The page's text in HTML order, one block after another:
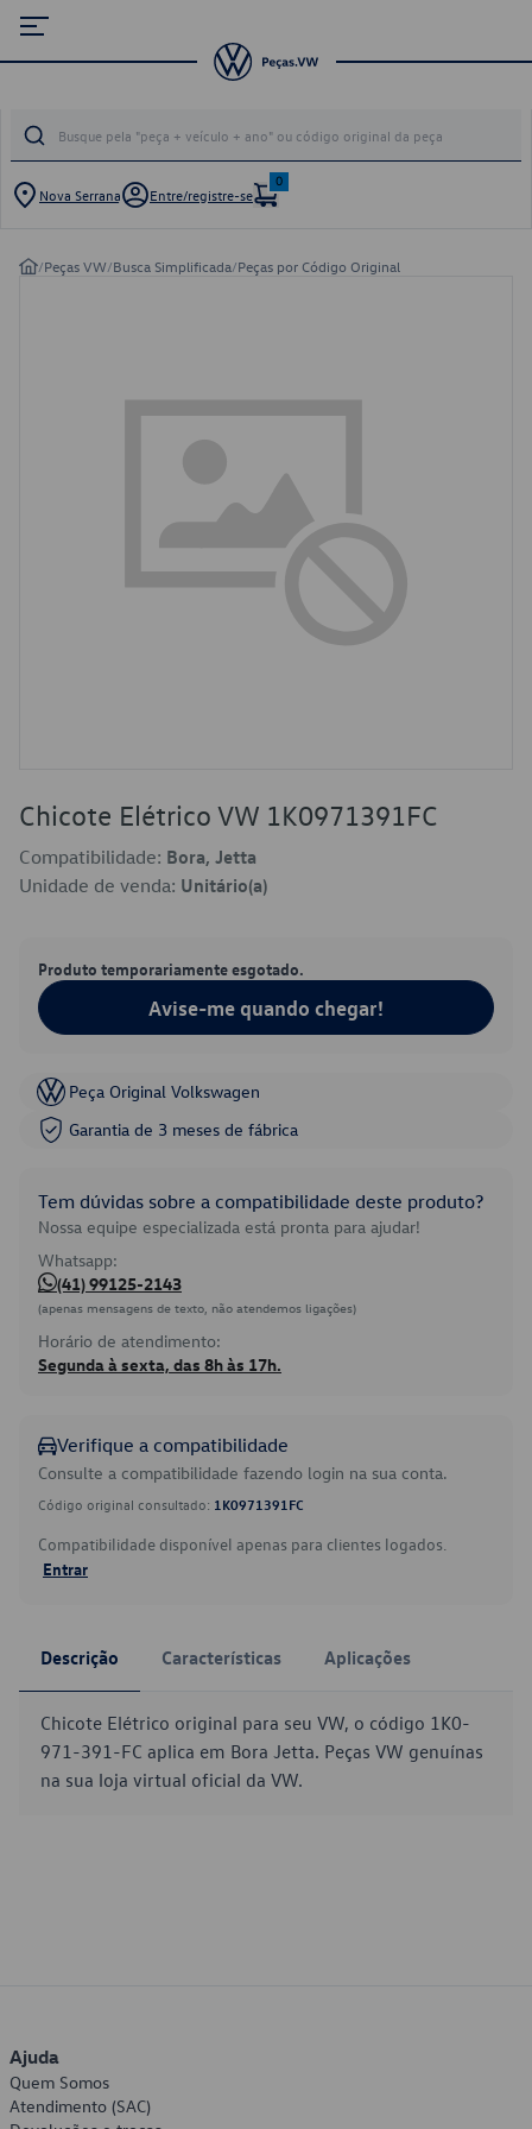
Nova Serrana Entre/registre-se
0
/Peças VW/Busca Simplificada/Peças por Código Original
Chicote Elétrico VW 1K0971391FC
Compatibilidade: Bora, Jetta
Unidade de venda: Unitário(a)
Produto temporariamente esgotado.
Avise-me quando chegar!
Peça Original Volkswagen
Garantia de 3 meses de fábrica
Tem dúvidas sobre a compatibilidade deste produto?
Nossa equipe especializada está pronta para ajudar!
Whatsapp:
(41) 99125-2143
(apenas mensagens de texto, não atendemos ligações)
Horário de atendimento:
Segunda à sexta, das 8h às 17h.
Verifique a compatibilidade
Consulte a compatibilidade fazendo login na sua conta.
Código original consultado: 1K0971391FC
Compatibilidade disponível apenas para clientes logados.
Entrar
Descrição Características Aplicações
Chicote Elétrico original para seu VW, o código 1K0-
971-391-FC aplica em Bora Jetta. Peças VW genuínas
na sua loja virtual oficial da VW.
Ajuda
Quem Somos
Atendimento (SAC)